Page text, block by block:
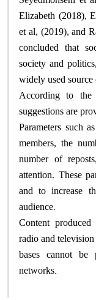
Elizabeth (2018),
et al, (2019), and
concluded that
society and
widely used source
According to the
suggestions are
Parameters such
members, the
number of
attention. These
and to increase
audience.
Content
radio and
bases cannot
networks.